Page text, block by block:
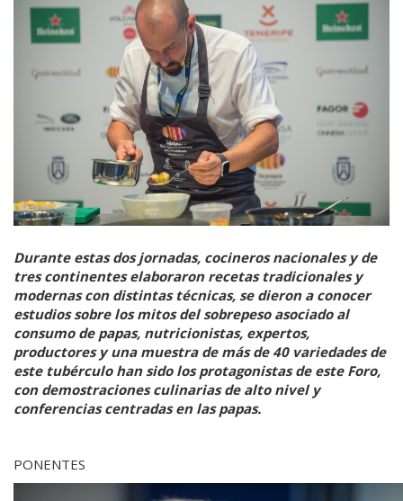
Durante estas dos jornadas, cocineros nacionales y de
tres continentes elaboraron recetas tradicionales y
modernas con distintas técnicas, se dieron a conocer
estudios sobre los mitos del sobrepeso asociado al
consumo de papas, nutricionistas, expertos,
productores y una muestra de más de 40 variedades de
este tubérculo han sido los protagonistas de este Foro,
con demostraciones culinarias de alto nivel y
conferencias centradas en las papas.
PONENTES